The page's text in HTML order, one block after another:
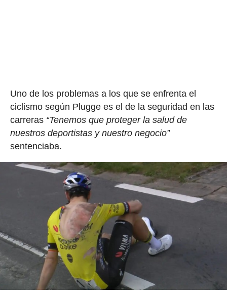
Uno de los problemas a los que se enfrenta el
ciclismo según Plugge es el de la seguridad en las
carreras“Tenemos que proteger la salud de
nuestros deportistas y nuestro negocio”
sentenciaba.